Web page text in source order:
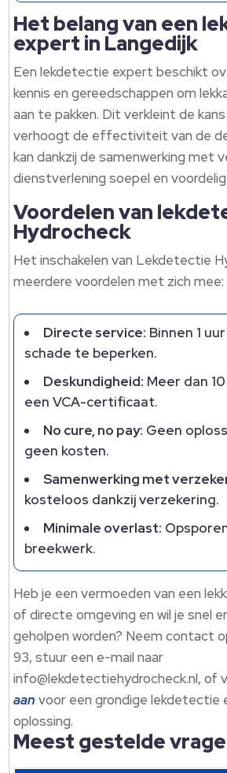
Het belang van een
expert in Langedijk
Een lekdetectie expert beschikt
kennis en gereedschappen om
aan te pakken. Dit verkleint de
verhoogt de effectiviteit van de
kan dankzij de samenwerking met
dienstverlening soepel en
Voordelen van
Hydrocheck
Het inschakelen van Lekdetectie
meerdere voordelen met zich mee:
Directe service: Binnen 1
schade te beperken.
Deskundigheid: Meer dan
een VCA-certificaat.
No cure, no pay: Geen
geen kosten.
Samenwerking met
kosteloos dankzij verzekering.
Minimale overlast:
breekwerk.
Heb je een vermoeden van een
of directe omgeving en wil je snel
geholpen worden? Neem contact
93, stuur een e-mail naar
info@lekdetectiehydrocheck.nl, of
aan voor een grondige lekdetectie
oplossing.
Meest gestelde